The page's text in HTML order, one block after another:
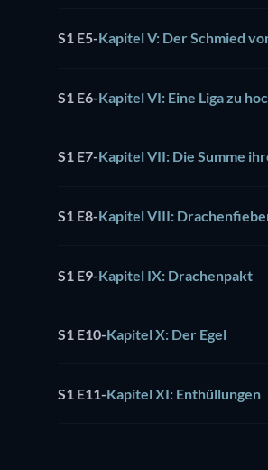
S1 E5-Kapitel V: Der Schmied
S1 E6-Kapitel VI: Eine Liga zu
S1 E7-Kapitel VII: Die Summe
S1 E8-Kapitel VIII:
S1 E9-Kapitel IX: Drachenpakt
S1 E10-Kapitel X: Der Egel
S1 E11-Kapitel XI: Enthüllungen